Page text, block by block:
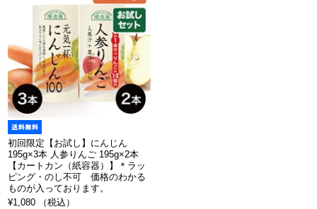
初回限定【お試し】にんじん
195g×3本 人参りんご 195g×2本
【カートカン（紙容器）】＊ラッ
ピング・のし不可 価格のわかる
ものが入っております。
¥1,080 （税込）